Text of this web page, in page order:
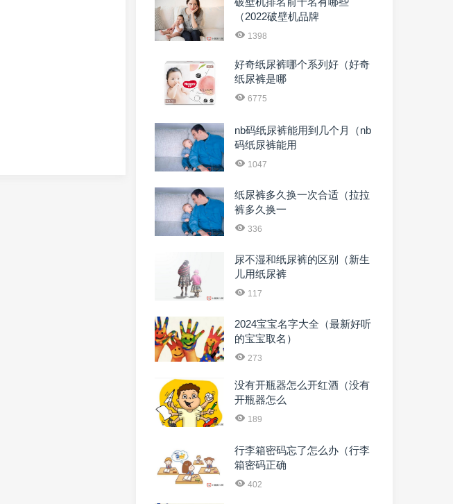
（2022破壁机品牌
1398
好奇纸尿裤哪个系列好（好奇
纸尿裤是哪
6775
nb码纸尿裤能用到几个月（nb
码纸尿裤能用
1047
纸尿裤多久换一次合适（拉拉
裤多久换一
336
尿不湿和纸尿裤的区别（新生
儿用纸尿裤
117
2024宝宝名字大全（最新好听
的宝宝取名）
273
没有开瓶器怎么开红酒（没有
开瓶器怎么
189
行李箱密码忘了怎么办（行李
箱密码正确
402